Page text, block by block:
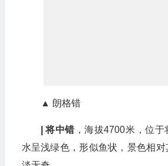
▲ 朗格错
| 将中错 ，海拔4700米，位
水呈浅绿色，形似鱼状，景色相